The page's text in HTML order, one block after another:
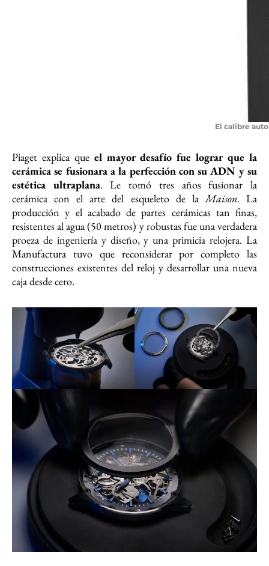
El calibre
Piaget explica que el mayor desafío fue lograr que la
cerámica se fusionara a la perfección con su ADN y su
estética ultraplana. Le tomó tres años fusionar la
cerámica con el arte del esqueleto de laMaison. La
producción y el acabado de partes cerámicas tan finas,
resistentes al agua (50 metros) y robustas fue una verdadera
proeza de ingeniería y diseño, y una primicia relojera. La
Manufactura tuvo que reconsiderar por completo las
construcciones existentes del reloj y desarrollar una nueva
caja desde cero.